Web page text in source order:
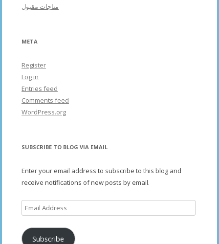
مناجات مقبول
META
Register
Log in
Entries feed
Comments feed
WordPress.org
SUBSCRIBE TO BLOG VIA EMAIL
Enter your email address to subscribe to this blog and
receive notifications of new posts by email.
Email
Address
Subscribe